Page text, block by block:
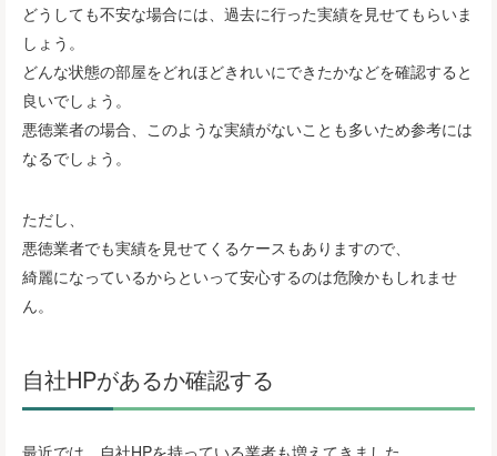
どうしても不安な場合には、過去に行った実績を見せてもらいま
しょう。
どんな状態の部屋をどれほどきれいにできたかなどを確認すると
良いでしょう。
悪徳業者の場合、このような実績がないことも多いため参考には
なるでしょう。
ただし、
悪徳業者でも実績を見せてくるケースもありますので、
綺麗になっているからといって安心するのは危険かもしれませ
ん。
自社HPがあるか確認する